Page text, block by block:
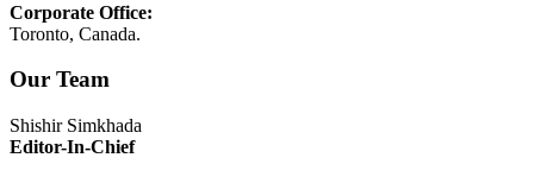
Corporate Office:
Toronto, Canada.
Our Team
Shishir Simkhada
Editor-In-Chief